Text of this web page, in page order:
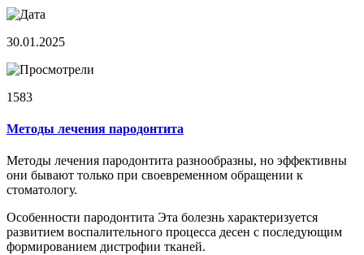
30.01.2025
1583
Методы лечения пародонтита
Методы лечения пародонтита разнообразны, но эффективны
они бывают только при своевременном обращении к
стоматологу.
Особенности пародонтита Эта болезнь характеризуется
развитием воспалительного процесса десен с последующим
формированием дистрофии тканей.